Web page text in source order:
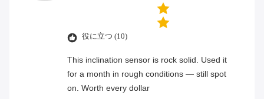
役に立つ (10)
This inclination sensor is rock solid. Used it
for a month in rough conditions — still spot
on. Worth every dollar